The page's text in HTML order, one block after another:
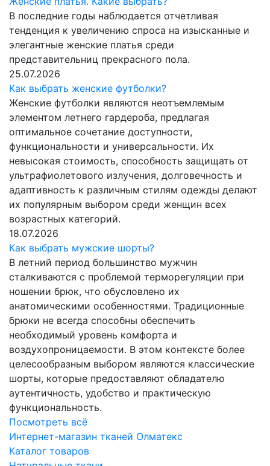
В последние годы наблюдается отчетливая
тенденция к увеличению спроса на изысканные и
элегантные женские платья среди
представительниц прекрасного пола.
25.07.2026
Как выбрать женские футболки?
Женские футболки являются неотъемлемым
элементом летнего гардероба, предлагая
оптимальное сочетание доступности,
функциональности и универсальности. Их
невысокая стоимость, способность защищать от
ультрафиолетового излучения, долговечность и
адаптивность к различным стилям одежды делают
их популярным выбором среди женщин всех
возрастных категорий.
18.07.2026
Как выбрать мужские шорты?
В летний период большинство мужчин
сталкиваются с проблемой терморегуляции при
ношении брюк, что обусловлено их
анатомическими особенностями. Традиционные
брюки не всегда способны обеспечить
необходимый уровень комфорта и
воздухопроницаемости. В этом контексте более
целесообразным выбором являются классические
шорты, которые предоставляют обладателю
аутентичность, удобство и практическую
функциональность.
Посмотреть всё
Интернет-магазин тканей Олматекс
Каталог товаров